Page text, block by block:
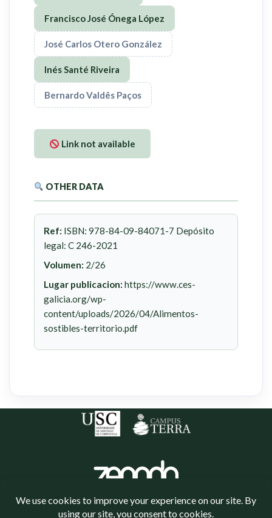
Francisco José Ónega López
José Carlos Otero González
Inés Santé Riveira
Bernardo Valdês Paços
Link not available
OTHER DATA
Ref: ISBN: 978-84-09-84071-7 Depósito
legal: C 246-2021
Volumen: 2/26
Lugar publicacion: https://www.ces-
galicia.org/wp-
content/uploads/2026/04/Alimentos-
sostibles-territorio.pdf